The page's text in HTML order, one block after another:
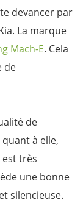
devancer par
La marque
Mach-E. Cela
de
de
à elle,
très
une bonne
silencieuse.